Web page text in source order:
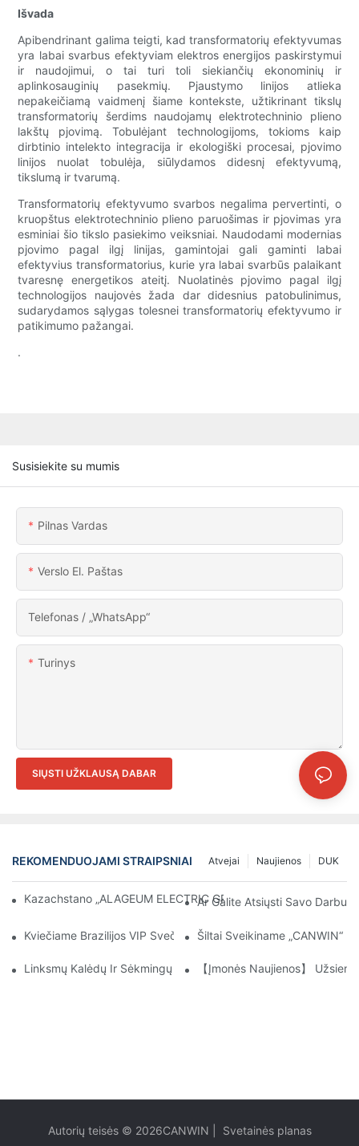
Išvada
Apibendrinant galima teigti, kad transformatorių efektyvumas
yra labai svarbus efektyviam elektros energijos paskirstymui
ir naudojimui, o tai turi toli siekiančių ekonominių ir
aplinkosauginių pasekmių. Pjaustymo linijos atlieka
nepakeičiamą vaidmenį šiame kontekste, užtikrinant tikslų
transformatorių šerdims naudojamų elektrotechninio plieno
lakštų pjovimą. Tobulėjant technologijoms, tokioms kaip
dirbtinio intelekto integracija ir ekologiški procesai, pjovimo
linijos nuolat tobulėja, siūlydamos didesnį efektyvumą,
tikslumą ir tvarumą.
Transformatorių efektyvumo svarbos negalima pervertinti, o
kruopštus elektrotechninio plieno paruošimas ir pjovimas yra
esminiai šio tikslo pasiekimo veiksniai. Naudodami modernias
pjovimo pagal ilgį linijas, gamintojai gali gaminti labai
efektyvius transformatorius, kurie yra labai svarbūs palaikant
tvaresnę energetikos ateitį. Nuolatinės pjovimo pagal ilgį
technologijos naujovės žada dar didesnius patobulinimus,
sudarydamos sąlygas tolesnei transformatorių efektyvumo ir
patikimumo pažangai.
.
Susisiekite su mumis
Pilnas Vardas
Verslo El. Paštas
Telefonas / „WhatsApp“
Turinys
SIŲSTI UŽKLAUSĄ DABAR
REKOMENDUOJAMI STRAIPSNIAI DUK
Naujienos
Atvejai
Kazachstano „ALAGEUM ELECTRIC GROUP“ Lankėsi Mūsų
Ar Galite Atsiųsti Savo
Kviečiame Brazilijos VIP Svečius Dar Kartą Apsilankyti
Šiltai Sveikiname „CANWIN“
Linksmų Kalėdų Ir Sėkmingų Naujųjų Metų!【Įmonės Naujienos】
Autorių teisės © 2026CANWIN Svetainės planas